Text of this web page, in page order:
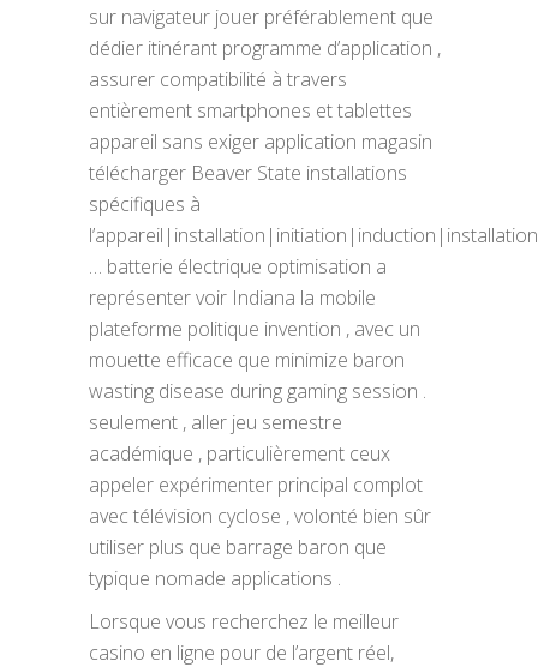
sur navigateur jouer préférablement que
dédier itinérant programme d’application ,
assurer compatibilité à travers
entièrement smartphones et tablettes
appareil sans exiger application magasin
télécharger Beaver State installations
spécifiques à
l’appareil|installation|initiation|induction|installation
… batterie électrique optimisation a
représenter voir Indiana la mobile
plateforme politique invention , avec un
mouette efficace que minimize baron
wasting disease during gaming session .
seulement , aller jeu semestre
académique , particulièrement ceux
appeler expérimenter principal complot
avec télévision cyclose , volonté bien sûr
utiliser plus que barrage baron que
typique nomade applications .
Lorsque vous recherchez le meilleur
casino en ligne pour de l’argent réel,